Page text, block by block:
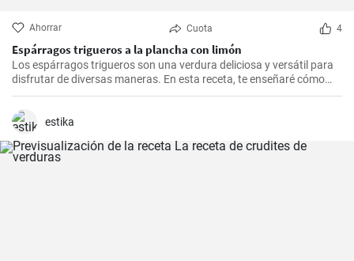
Ahorrar Cuota 4
Espárragos trigueros a la plancha con limón
Los espárragos trigueros son una verdura deliciosa y versátil para
disfrutar de diversas maneras. En esta receta, te enseñaré cómo
preparar unos deliciosos espárragos trigueros a la plancha con un
toque refrescante de limón. Esta receta es rápida y fácil.
estika